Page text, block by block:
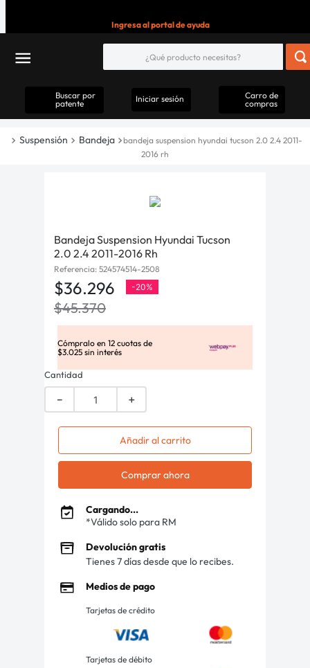
Ingresa al portal de ayuda
Buscar por
patente
Iniciar sesión
Carro de
compras
Suspensión Bandeja
bandeja suspension hyundai tucson 2.0 2.4 2011-
2016 rh
Bandeja Suspension Hyundai Tucson
2.0 2.4 2011-2016 Rh
Referencia: 524574514-2508
$36.296 -20%
$45.370
Cómpralo en 12 cuotas de
$3.025 sin interés
Cantidad
＋
－
Añadir al carrito
Comprar ahora
Cargando...
*Válido solo para RM
Devolución gratis
Tienes 7 días desde que lo recibes.
Medios de pago
Tarjetas de crédito
Tarjetas de débito